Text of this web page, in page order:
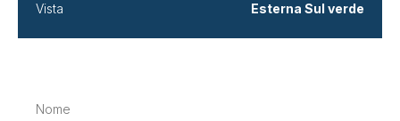
Vista
Esterna Sul verde